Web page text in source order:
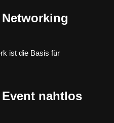
ist die Basis für
nahtlos